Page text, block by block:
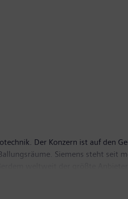
Der Konzern ist auf den
Siemens steht seit
erzielte Siemens im